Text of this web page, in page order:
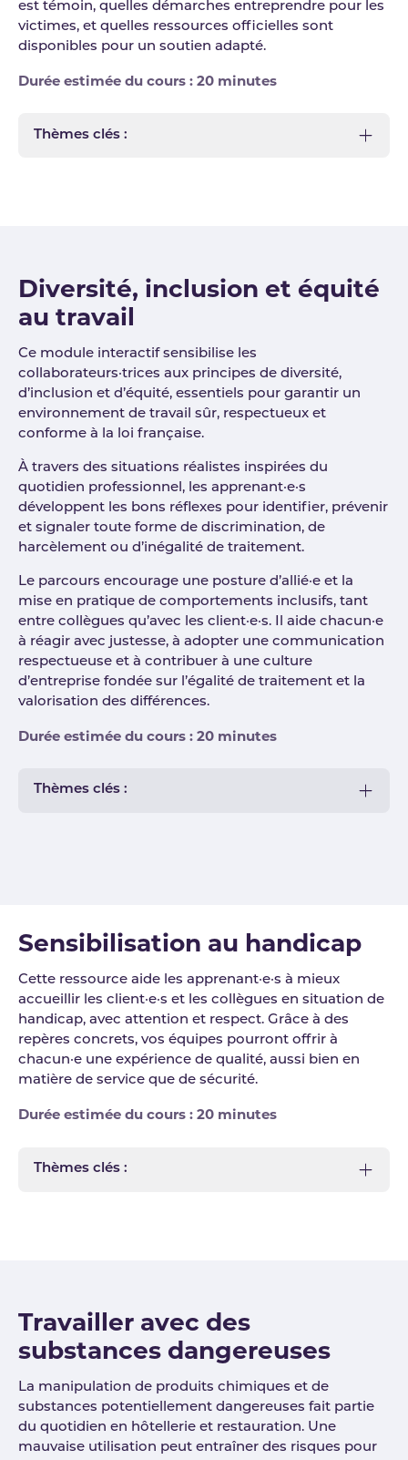
est témoin, quelles démarches entreprendre pour les
victimes, et quelles ressources officielles sont
disponibles pour un soutien adapté.
Durée estimée du cours : 20 minutes
Thèmes clés :
Diversité, inclusion et équité
au travail
Ce module interactif sensibilise les
collaborateurs·trices aux principes de diversité,
d’inclusion et d’équité, essentiels pour garantir un
environnement de travail sûr, respectueux et
conforme à la loi française.
À travers des situations réalistes inspirées du
quotidien professionnel, les apprenant·e·s
développent les bons réflexes pour identifier, prévenir
et signaler toute forme de discrimination, de
harcèlement ou d’inégalité de traitement.
Le parcours encourage une posture d’allié·e et la
mise en pratique de comportements inclusifs, tant
entre collègues qu’avec les client·e·s. Il aide chacun·e
à réagir avec justesse, à adopter une communication
respectueuse et à contribuer à une culture
d’entreprise fondée sur l’égalité de traitement et la
valorisation des différences.
Durée estimée du cours : 20 minutes
Thèmes clés :
Sensibilisation au handicap
Cette ressource aide les apprenant·e·s à mieux
accueillir les client·e·s et les collègues en situation de
handicap, avec attention et respect. Grâce à des
repères concrets, vos équipes pourront offrir à
chacun·e une expérience de qualité, aussi bien en
matière de service que de sécurité.
Durée estimée du cours : 20 minutes
Thèmes clés :
Travailler avec des
substances dangereuses
La manipulation de produits chimiques et de
substances potentiellement dangereuses fait partie
du quotidien en hôtellerie et restauration. Une
mauvaise utilisation peut entraîner des risques pour